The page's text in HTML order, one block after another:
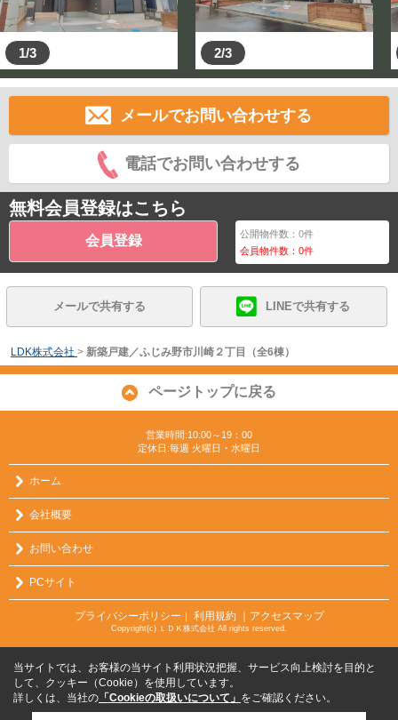
1/3 2/3
メールでお問い合わせする
電話でお問い合わせする
無料会員登録はこちら
会員登録 公開物件数：0件
会員物件数：0件
メールで共有する LINEで共有する
LDK株式会社 > 新築戸建／ふじみ野市川崎２丁目（全6棟）
ページトップに戻る
営業時間:10:00～19：00
定休日:毎週 火曜日・水曜日
ホーム
会社概要
お問い合わせ
PCサイト
プライバシーポリシー ｜ 利用規約 ｜アクセスマップ
Copyright(c) ＬＤＫ株式会社 All rights reserved.
当サイトでは、お客様の当サイト利用状況把握、サービス向上検討を目的と
して、クッキー（Cookie）を使用しています。
詳しくは、当社の 「Cookieの取扱いについて」 をご確認ください。